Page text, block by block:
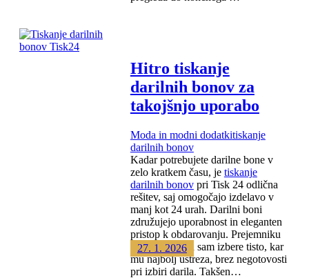
Hitro tiskanje
darilnih bonov za
takojšnjo uporabo
Moda in modni dodatkitiskanje
darilnih bonov
Kadar potrebujete darilne bone v
zelo kratkem času, je tiskanje
darilnih bonovpri Tisk 24 odlična
rešitev, saj omogočajo izdelavo v
manj kot 24 urah. Darilni boni
združujejo uporabnost in eleganten
pristop k obdarovanju. Prejemniku
omogočajo, da sam izbere tisto, kar
mu najbolj ustreza, brez negotovosti
pri izbiri darila. Takšen…
27. 1. 2026